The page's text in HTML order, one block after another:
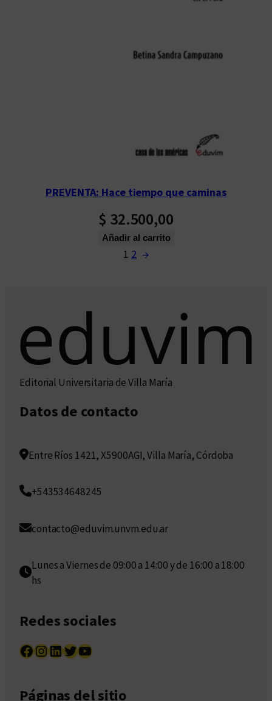
PREVENTA: Hace tiempo que caminas
$ 32.500,00
Añadir al carrito
1 2 →
Editorial Universitaria de Villa María
Datos de contacto
Entre Ríos 1421, X5900AGI, Villa María, Córdoba
+543534648245
contacto@eduvim.unvm.edu.ar
Lunes a Viernes de 09:00 a 14:00 y de 16:00 a 18:00
hs
Redes sociales
Facebook InstagramLinkedIn Twitter YouTube
Páginas del sitio